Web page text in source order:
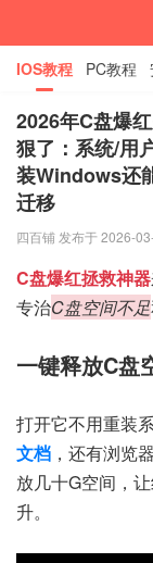
IOS教程 PC教程
2026年C盘爆
狠了：系统/用
装Windows还
迁移
四百铺 发布于 2026-
C盘爆红拯救神器
专治C盘空间不足
一键释放C盘
打开它不用重装
文档 ，还有浏览
放几十G空间，
升。